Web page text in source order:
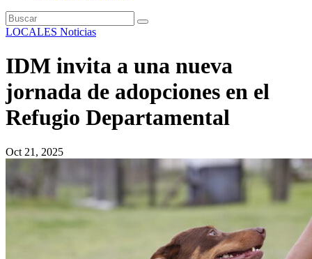
LOCALES Noticias
IDM invita a una nueva
jornada de adopciones en el
Refugio Departamental
Oct 21, 2025